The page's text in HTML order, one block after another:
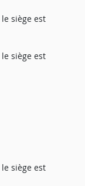
siège est
siège est
siège est